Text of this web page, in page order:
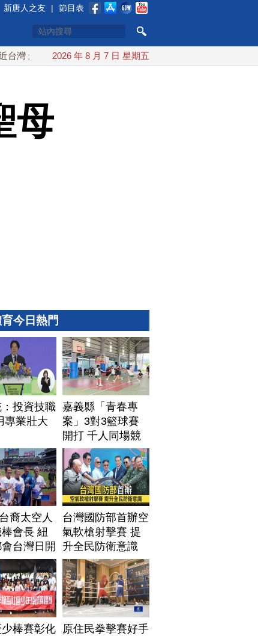
新唐人之友 | 節目表
9日可能登陸中國 台灣漢光首結合城鎮演習 AIT連續發文
2026 年 8 月 7 日 星期五
母
今日熱門
投資技職
專業壯大
嘉義縣「青春專
案」3對3籃球賽
開打 千人同場競
技
裔太空人
會長 紐
台灣日開
台灣國防部首辦空
氣軟槍射擊賽 提
升全民防衛意識
棒賽彰化
原住民拳擊賽好手